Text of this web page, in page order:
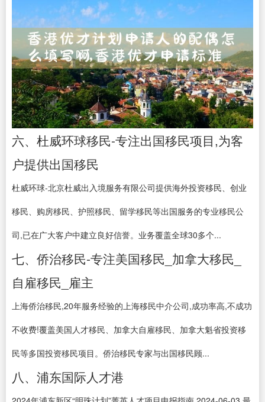
六、杜威环球移民-专注出国移民项目,为客
户提供出国移民
杜威环球-北京杜威出入境服务有限公司提供海外投资移民、创业
移民、购房移民、护照移民、留学移民等出国服务的专业移民公
司,已在广大客户中建立良好信誉。业务覆盖全球30多个...
七、侨治移民-专注美国移民_加拿大移民_
自雇移民_雇主
上海侨治移民,20年服务经验的上海移民中介公司,成功率高,不成功
不收费!覆盖美国人才移民、加拿大自雇移民、加拿大魁省投资移
民等多国投资移民项目。侨治移民专家与出国移民顾...
八、浦东国际人才港